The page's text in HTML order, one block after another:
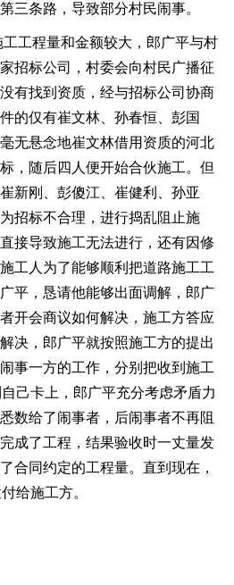
三条路，导致部分村民闹事。
工程量和金额较大，郎广平与村
招标公司，村委会向村民广播征
有找到资质，经与招标公司协商
的仅有崔文林、孙春恒、彭国
无悬念地崔文林借用资质的河北
，随后四人便开始合伙施工。但
新刚、彭傻江、崔健利、孙亚
招标不合理，进行捣乱阻止施
接导致施工无法进行，还有因修
工人为了能够顺利把道路施工工
平，恳请他能够出面调解，郎广
开会商议如何解决，施工方答应
决，郎广平就按照施工方的提出
事一方的工作，分别把收到施工
己卡上，郎广平充分考虑矛盾力
数给了闹事者，后闹事者不再阻
成了工程，结果验收时一丈量发
合同约定的工程量。直到现在，
给施工方。